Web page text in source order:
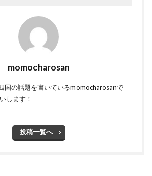
momocharosan
国の話題を書いているmomocharosanで
します！
投稿一覧へ